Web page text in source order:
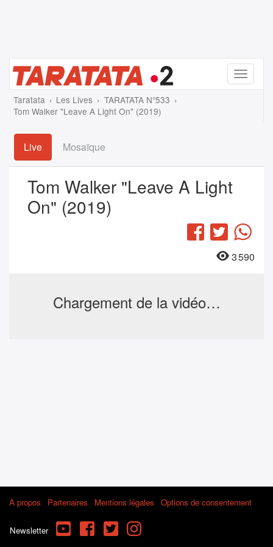
Menu
Taratata Les Lives
TARATATA N°533
Tom Walker "Leave A Light On" (2019)
Live Mosaïque
Tom Walker "Leave A Light
On" (2019)
Facebook
Twitter
3 590
Chargement de la vidéo…
À propos Partenaires Mentions légales Options de consentement
Newsletter YouTube FacebookTwitterInstagram